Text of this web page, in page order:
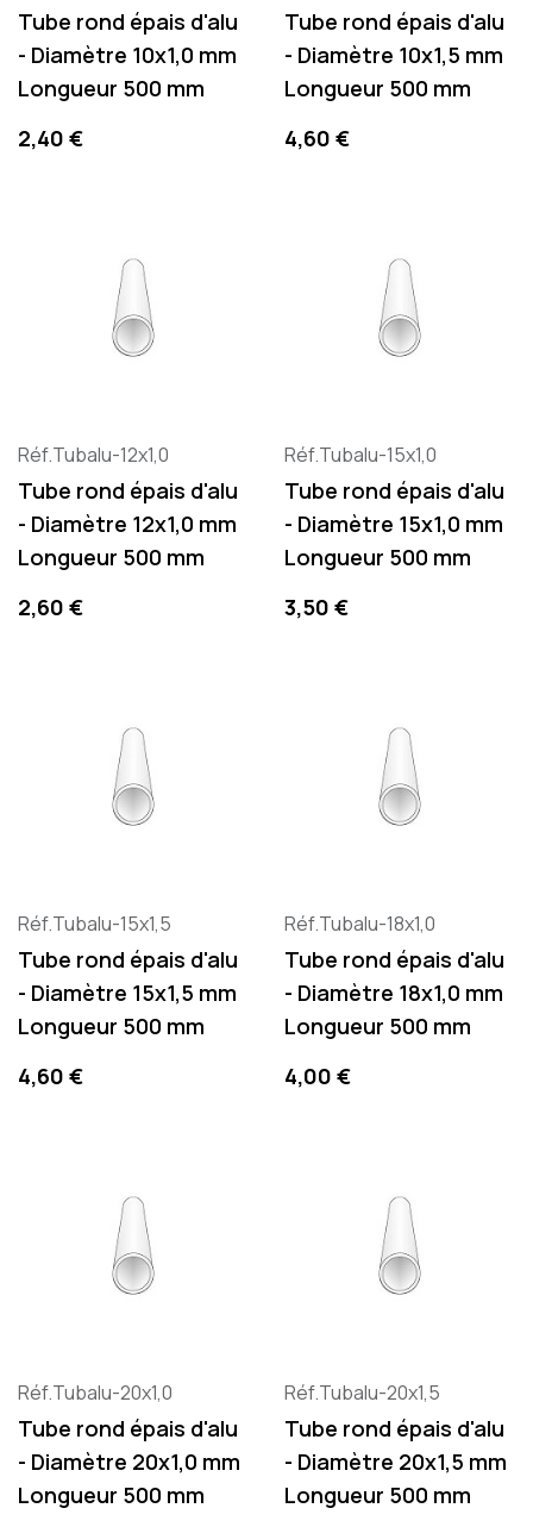
Tube rond épais d'alu
- Diamètre 10x1,0 mm
Longueur 500 mm
Precio
2,40 €
Tube rond épais d'alu
- Diamètre 10x1,5 mm
Longueur 500 mm
Precio
4,60 €
Réf.Tubalu-12x1,0
Tube rond épais d'alu
- Diamètre 12x1,0 mm
Longueur 500 mm
Precio
2,60 €
Réf.Tubalu-15x1,0
Tube rond épais d'alu
- Diamètre 15x1,0 mm
Longueur 500 mm
Precio
3,50 €
Réf.Tubalu-15x1,5
Tube rond épais d'alu
- Diamètre 15x1,5 mm
Longueur 500 mm
Precio
4,60 €
Réf.Tubalu-18x1,0
Tube rond épais d'alu
- Diamètre 18x1,0 mm
Longueur 500 mm
Precio
4,00 €
Réf.Tubalu-20x1,0
Tube rond épais d'alu
- Diamètre 20x1,0 mm
Longueur 500 mm
Réf.Tubalu-20x1,5
Tube rond épais d'alu
- Diamètre 20x1,5 mm
Longueur 500 mm